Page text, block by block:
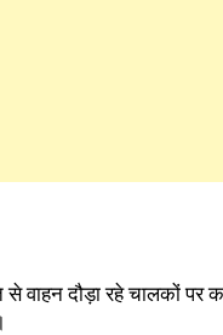
दौड़ा रहे चालकों पर